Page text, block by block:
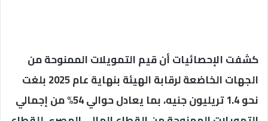
كشفت الإحصائيات أن قيم التمويلات الممنوحة من
الجهات الخاضعة لرقابة الهيئة بنهاية عام 2025 بلغت
نحو 1.4 تريليون جنيه، بما يعادل حوالي 54% من إجمالي